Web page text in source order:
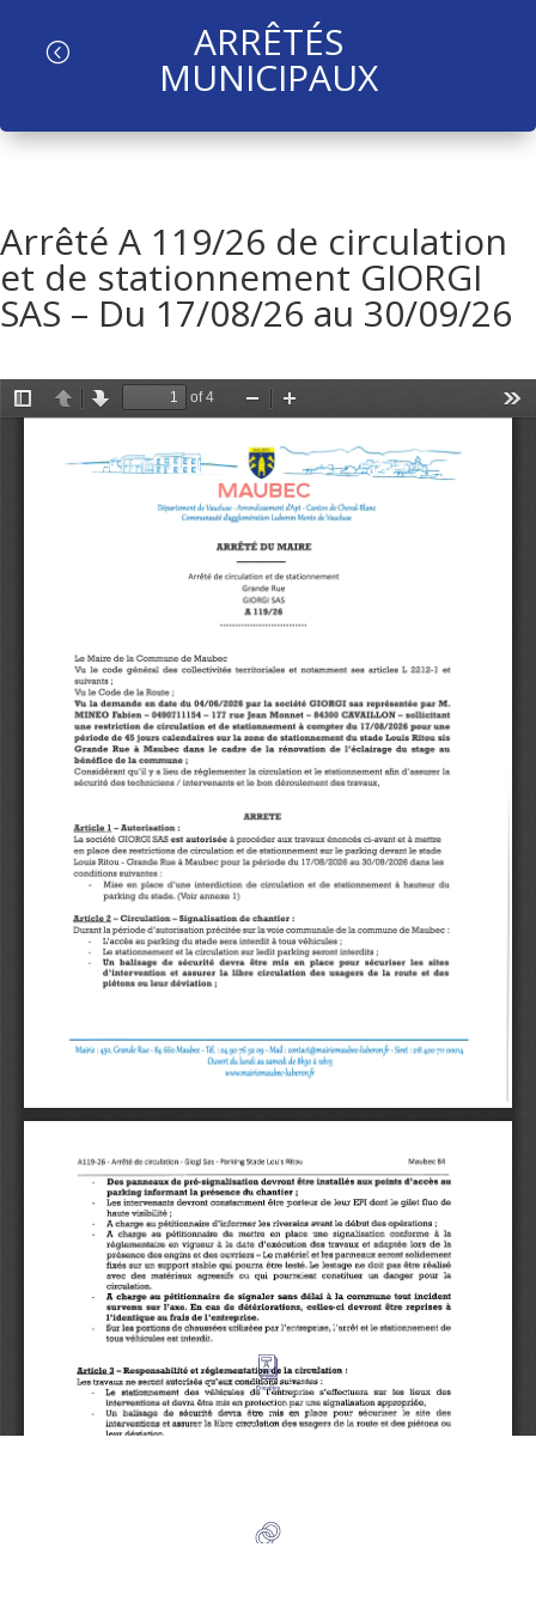
ARRÊTÉS
MUNICIPAUX
Arrêté A 119/26 de circulation
et de stationnement GIORGI
SAS – Du 17/08/26 au 30/09/26